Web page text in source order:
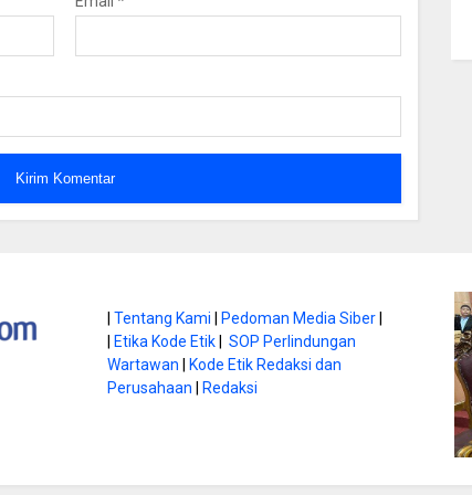
|Tentang Kami |Pedoman Media Siber|
|Etika Kode Etik|SOP Perlindungan
Wartawan |Kode Etik Redaksi dan
Perusahaan |Redaksi
di Gunung
Ini
Literasi Jadi Bekal Utama
Siswa di Era Digital